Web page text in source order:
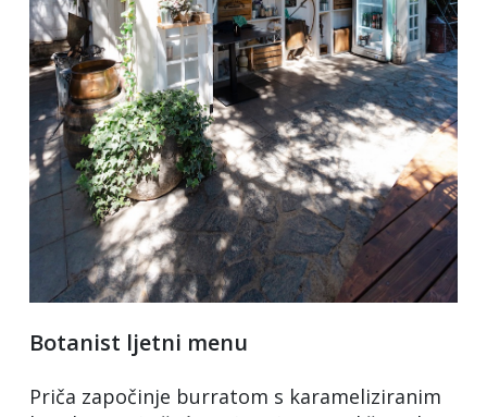
Botanist ljetni menu
Priča započinje burratom s karameliziranim